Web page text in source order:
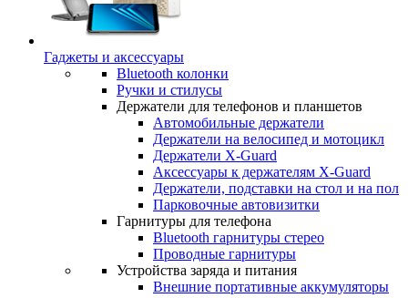
Гаджеты и аксессуары
Bluetooth колонки
Ручки и стилусы
Держатели для телефонов и планшетов
Автомобильные держатели
Держатели на велосипед и мотоцикл
Держатели X-Guard
Аксессуары к держателям X-Guard
Держатели, подставки на стол и на пол
Парковочные автовизитки
Гарнитуры для телефона
Bluetooth гарнитуры стерео
Проводные гарнитуры
Устройства заряда и питания
Внешние портативные аккумуляторы